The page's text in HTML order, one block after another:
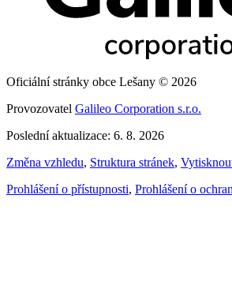
Oficiální stránky obce Lešany © 2026
Provozovatel Galileo Corporation s.r.o.
Poslední aktualizace: 6. 8. 2026
Změna vzhledu, Struktura stránek,
Prohlášení o přístupnosti, Prohlášení o